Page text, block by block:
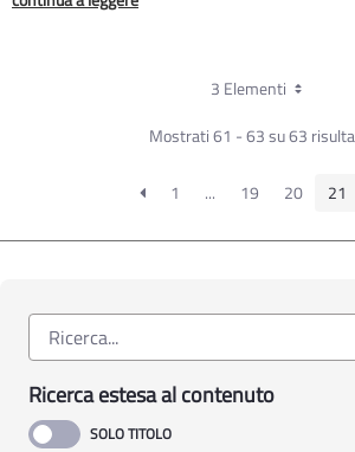
3 Elementi
Mostrati 61 - 63 su 63
1 ... 19 20 21
Ricerca estesa al contenuto